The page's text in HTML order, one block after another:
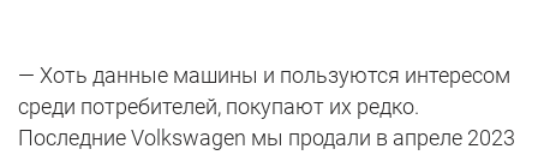
— Хоть данные машины и пользуются интересом
среди потребителей, покупают их редко.
Последние Volkswagen мы продали в апреле 2023